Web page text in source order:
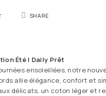
SHARE
Été | Daily Prêt
ensoleillées, notre
allie élégance, confort et
délicats, un coton léger et